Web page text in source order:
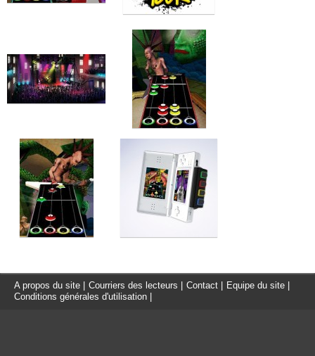
A propos du site Courriers des lecteurs Contact Equipe du site
Conditions générales d'utilisation